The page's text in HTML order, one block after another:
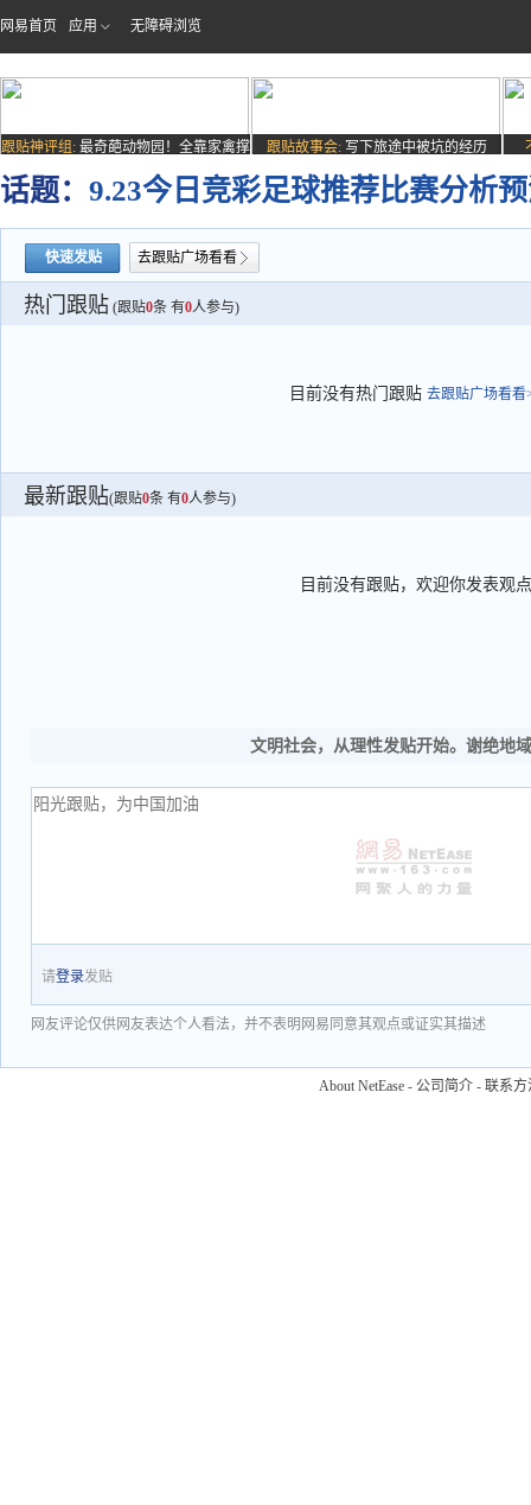
网易首页 应用 无障碍浏览
跟贴神评组: 最奇葩动物园！全靠家禽撑
跟贴故事会: 写下旅途中被坑的经历
话题： 9.23今日竞彩足球推荐比赛分析
快速发贴 去跟贴广场看看
热门跟贴 (跟贴0条 有0人参与)
目前没有热门跟贴 去跟贴广场看看
最新跟贴(跟贴0条 有0人参与)
目前没有跟贴，欢迎你发表观点
文明社会，从理性发贴开始。谢绝地
请登录发贴
网友评论仅供网友表达个人看法，并不表明网易同意其观点或证实其描述
About NetEase - 公司简介 - 联系方